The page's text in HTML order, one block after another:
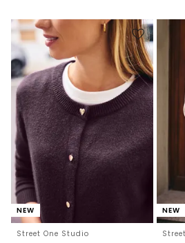
NEW
Street One Studio
NEW